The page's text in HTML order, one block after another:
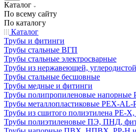
Каталог
По всему сайту
По каталогу
Каталог
Трубы и фитинги
Трубы стальные ВГП
Трубы стальные электросварные
Трубы из нержавеющей,
Трубы стальные бесшовные
Трубы медные и фитинги
Трубы полипропиленовые напорные
Трубы металлопластиковые PEX-
Трубы из сшитого полиэтилена PE-
Трубы полиэтиленовые ПЭ, ПНД,